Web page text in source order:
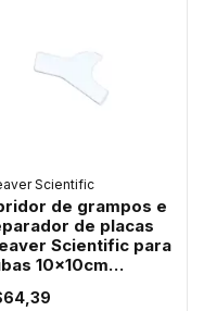
Scientific
de grampos e
de placas
Scientific para
10x10cm